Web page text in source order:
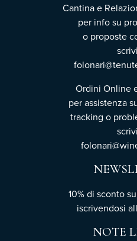
Cantina e
per info su
o proposte
Ordini Online
per assistenza
tracking o
10% di sconto
iscrivendosi
NOTE